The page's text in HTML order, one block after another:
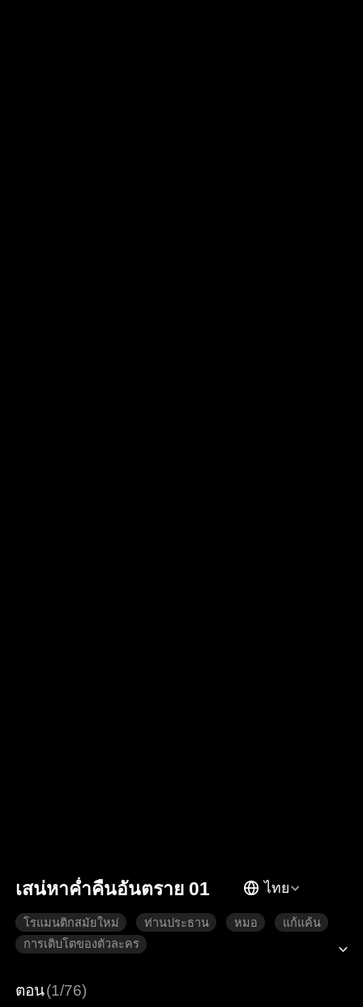
เสน่หาค่ำคืนอันตราย 01 ไทย
โรแมนติกสมัยใหม่ ท่านประธาน หมอ
แก้แค้น
การเติบโตของตัวละคร
ตอน(1/76)